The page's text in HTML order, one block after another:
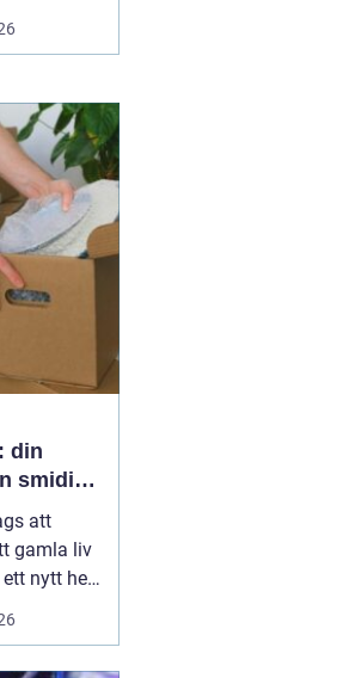
första
man?
till att ta
d...
din
smidig
att
gamla liv
nytt hem
att tänka